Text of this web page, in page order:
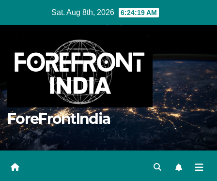
Sat. Aug 8th, 2026 6:24:20 AM
ForeFrontIndia